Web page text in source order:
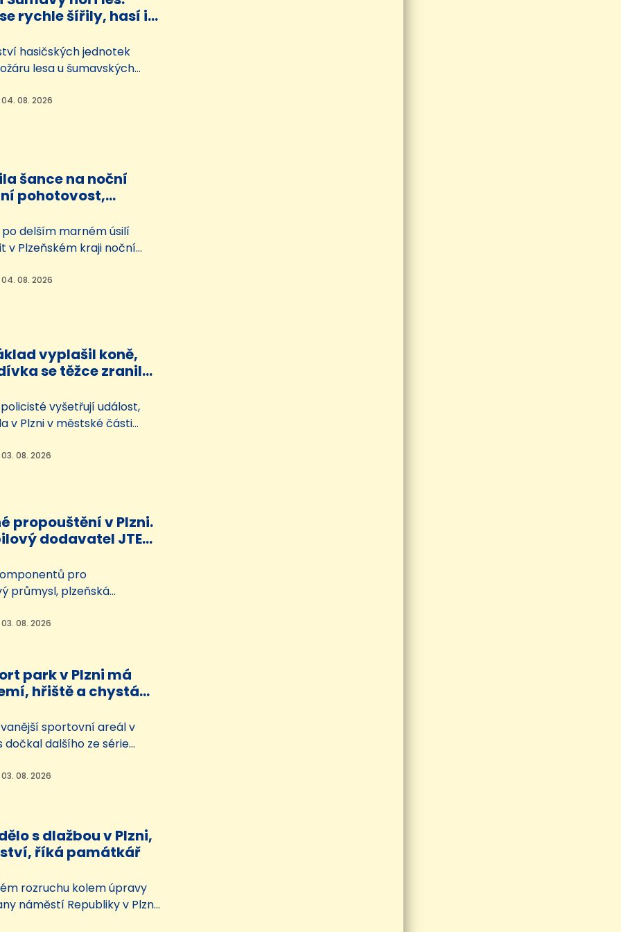
rychle šířily, hasí i
hasičských jednotek
lesa u šumavských
komplikoval těžko přístupný
08. 2026
šance na noční
pohotovost,
po delším marném úsilí
v Plzeňském kraji noční
Plzně Roman
08. 2026
vyplašil koně,
se těžce zranila.
policisté vyšetřují událost,
v Plzni v městské části
nákladním vozíkem kolem
08. 2026
propouštění v Plzni.
dodavatel JTEKT
pro
průmysl, plzeňská
polovina zaměstnanců.
restrukturalizaci firem v
08. 2026
park v Plzni má
hřiště a chystá
sportovní areál v
dočkal dalšího ze série
má nový víceúčelový
době navíc přibude
stěnami.…
08. 2026
s dlažbou v Plzni,
říká památkář
rozruchu kolem úpravy
náměstí Republiky v Plzni